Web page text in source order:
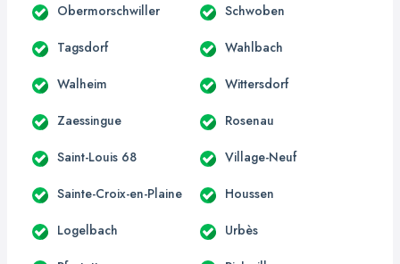
Obermorschwiller Schwoben
Tagsdorf Wahlbach
Walheim Wittersdorf
Zaessingue Rosenau
Saint-Louis 68 Village-Neuf
Sainte-Croix-en-Plaine Houssen
Logelbach Urbès